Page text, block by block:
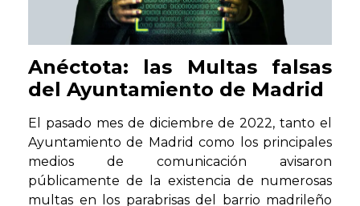
Anéctota: las Multas falsas
del Ayuntamiento de Madrid
El pasado mes de diciembre de 2022, tanto el
Ayuntamiento de Madrid como los principales
medios de comunicación avisaron
públicamente de la existencia de numerosas
multas en los parabrisas del barrio madrileño